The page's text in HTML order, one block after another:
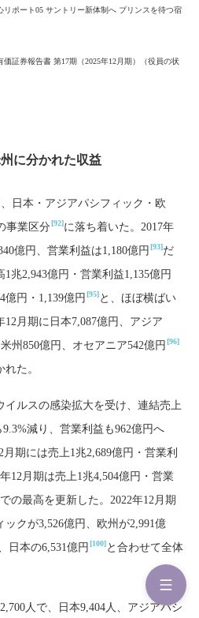
リポート05 サントリー新体制へ プリンスを待つ宿
証券報告書 第17期（2025年12月期）（役員の状
に分かれた収益
日本・アジアパシフィック・欧
事業区分[92]に落ち着いた。2017年
億円、営業利益は1,180億円 [93]だ
1兆2,943億円・営業利益1,135億円
億円・1,139億円 [95]と、ほぼ横ばい
月期に日本7,087億円、アジア
州850億円、オセアニア542億円 [96]
た。
イルスの感染拡大を受け、連結売上
減り、営業利益も962億円へ
月期には売上1兆2,689億円・営業利
12月期は売上1兆4,504億円・営業
の最高を更新した。2022年12月期
クが3,526億円、欧州が2,991億
日本の6,531億円 [100]と合わせて全体
人で、日本9,404人、アジアパシ